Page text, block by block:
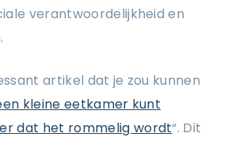
verantwoordelijkheid en
artikel dat je zou kunnen
kleine eetkamer kunt
dat het rommelig wordt“. Dit